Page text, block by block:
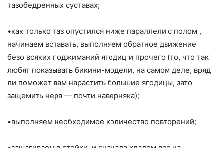
тазобедренных суставах;
•как только таз опустился ниже параллели с полом ,
начинаем вставать, выполняем обратное движение
безо всяких поджиманий ягодиц и прочего (то, что так
любят показывать бикини-модели, на самом деле, вряд
ли поможет вам нарастить большие ягодицы, зато
защемить нерв — почти наверняка);
•выполняем необходимое количество повторений;